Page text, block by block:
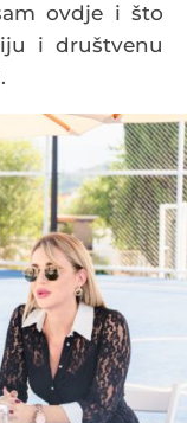
ovdje i što
i društvenu